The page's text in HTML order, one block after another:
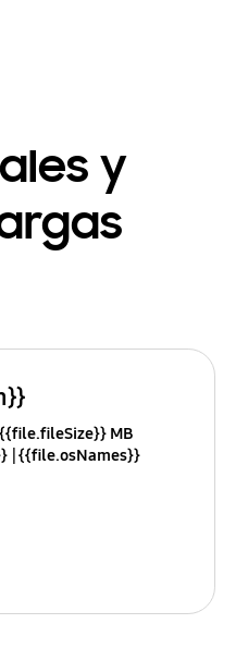
y
{{file.fileSize}} MB
{{file.osNames}}